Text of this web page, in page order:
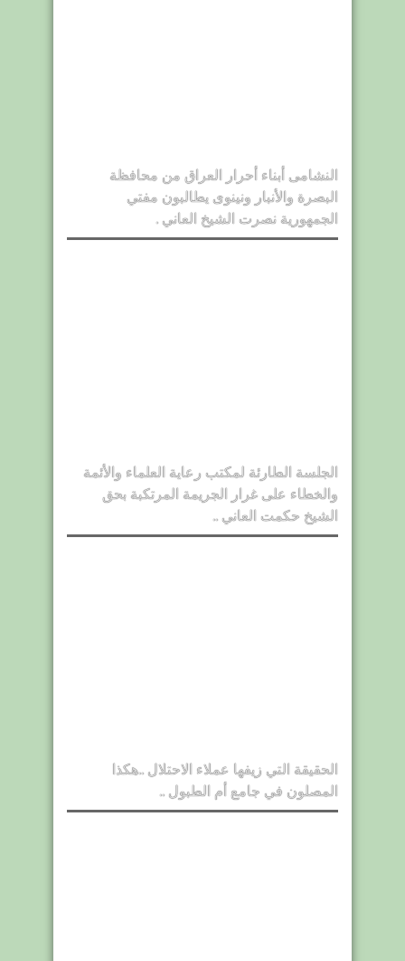
النشامى أبناء أحرار العراق من محافظة
البصرة والأنبار ونينوى يطالبون مفتي
الجمهورية نصرت الشيخ العاني .
الجلسة الطارئة لمكتب رعاية العلماء والأئمة
والخطاء على غرار الجريمة المرتكبة بحق
الشيخ حكمت العاني ..
الحقيقة التي زيفها عملاء الاحتلال ..هكذا
المصلون في جامع أم الطبول ..